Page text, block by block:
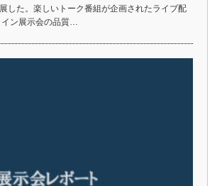
した。楽しいトーク番組が企画されたライブ配
ン展示会の品質…